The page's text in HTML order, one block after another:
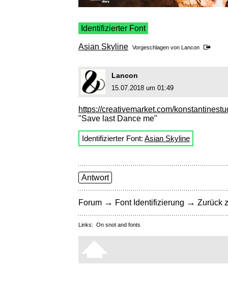
Identifizierter Font
Asian Skyline Vorgeschlagen von Lancon
Lancon
15.07.2018 um 01:49
https://creativemarket.com/
"Save last Dance me"
Identifizierter Font: Asian Skyline
Antwort
Forum → Font Identifizierung → Zurück
Links: On snot and fonts